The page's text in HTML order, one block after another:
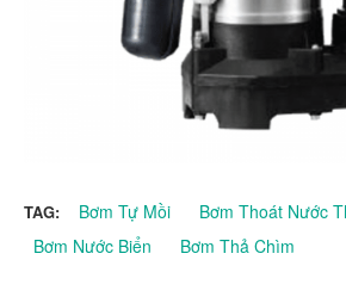
TAG: Bơm Tự Mồi
Bơm Thoát Nước
Bơm Nước Biển
Bơm Thả Chìm